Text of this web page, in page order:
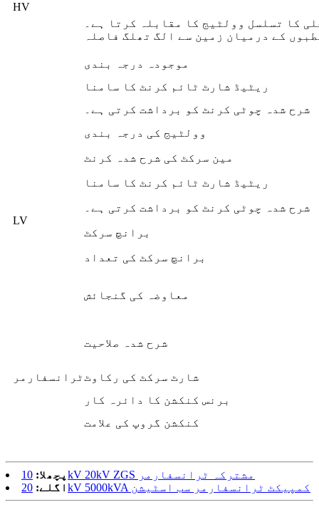
HV
کا تسلسل وولٹیج کا مقابلہ کرتا ہے۔
کے درمیان زمین سے الگ تھلگ فاصلہ
موجودہ درجہ بندی
ریٹیڈ شارٹ ٹائم کرنٹ کا سامنا
شرح شدہ چوٹی کرنٹ کو برداشت کرتی ہے۔
LV
وولٹیج کی درجہ بندی
مین سرکٹ کی شرح شدہ کرنٹ
ریٹیڈ شارٹ ٹائم کرنٹ کا سامنا
شرح شدہ چوٹی کرنٹ کو برداشت کرتی ہے۔
برانچ سرکٹ
برانچ سرکٹ کی تعداد
معاوضہ کی گنجائش
ٹرانسفارمر
شرح شدہ صلاحیت
شارٹ سرکٹ کی رکاوٹ
برنس کنکشن کا دائرہ کار
کنکشن گروپ کی علامت
پچھلا:
10kV 20kV ZGS مشترکہ ٹرانسفارمر
اگلے:
20kV 5000kVA کمپیکٹ ٹرانسفارمر سب اسٹیشن